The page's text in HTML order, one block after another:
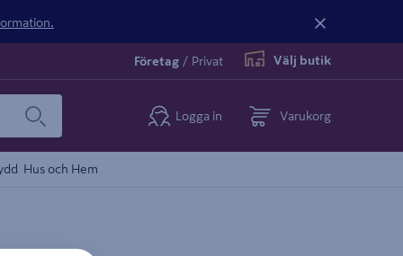
Företag / Privat Välj butik
Logga in Varukorg
Hus och Hem